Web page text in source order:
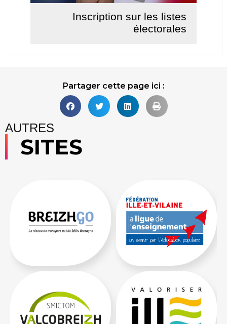
Inscription sur les listes
électorales
Partager cette page ici :
AUTRES
SITES